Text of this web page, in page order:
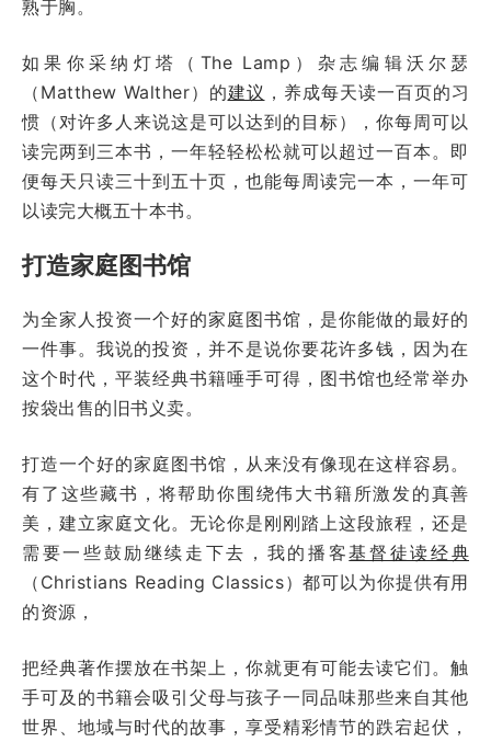
熟于胸。
如果你采纳灯塔（The Lamp）杂志编辑沃尔瑟
（Matthew Walther）的建议 ，养成每天读一百页的习
惯（对许多人来说这是可以达到的目标），你每周可以
读完两到三本书，一年轻轻松松就可以超过一百本。即
便每天只读三十到五十页，也能每周读完一本，一年可
以读完大概五十本书。
打造家庭图书馆
为全家人投资一个好的家庭图书馆，是你能做的最好的
一件事。我说的投资，并不是说你要花许多钱，因为在
这个时代，平装经典书籍唾手可得，图书馆也经常举办
按袋出售的旧书义卖。
打造一个好的家庭图书馆，从来没有像现在这样容易。
有了这些藏书，将帮助你围绕伟大书籍所激发的真善
美，建立家庭文化。无论你是刚刚踏上这段旅程，还是
需要一些鼓励继续走下去，我的播客基督徒读经典
（Christians Reading Classics）都可以为你提供有用
的资源，
把经典著作摆放在书架上，你就更有可能去读它们。触
手可及的书籍会吸引父母与孩子一同品味那些来自其他
世界、地域与时代的故事，享受精彩情节的跌宕起伏，